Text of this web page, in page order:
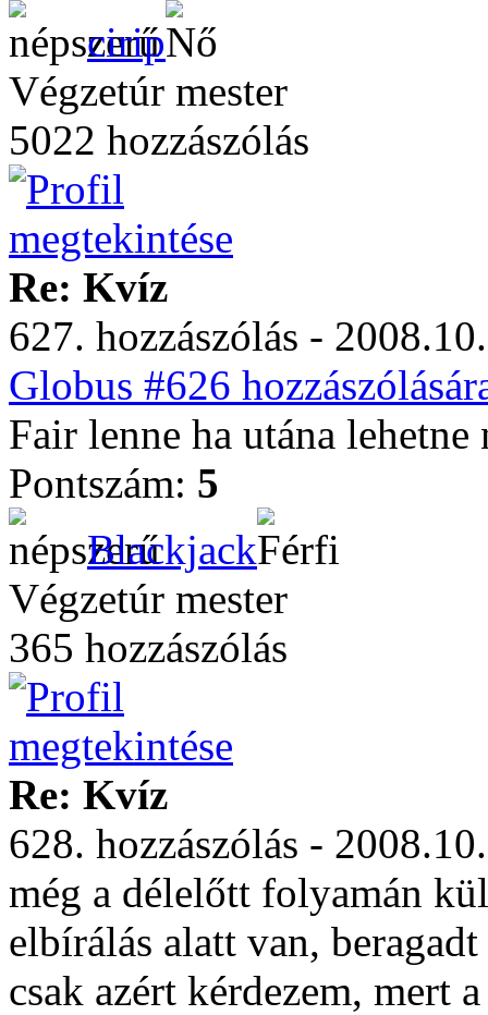
cirip
Végzetúr mester
5022 hozzászólás
Re: Kvíz
627. hozzászólás -
Globus #626
Fair lenne ha utána
Pontszám: 5
Blackjack
Végzetúr mester
365 hozzászólás
Re: Kvíz
628. hozzászólás -
még a délelőtt folyamán
elbírálás alatt van,
csak azért kérdezem, mert